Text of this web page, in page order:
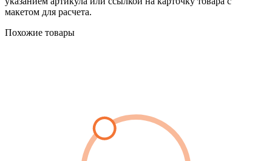
макетом для расчета.
Похожие товары